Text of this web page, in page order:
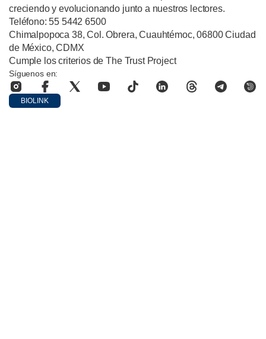
creciendo y evolucionando junto a nuestros lectores.
Teléfono: 55 5442 6500
Chimalpopoca 38, Col. Obrera, Cuauhtémoc, 06800 Ciudad
de México, CDMX
Cumple los criterios de The Trust Project
Síguenos en:
BIOLINK